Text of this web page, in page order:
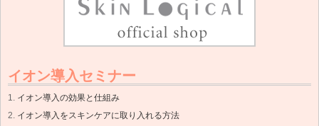
イオン導入セミナー
イオン導入の効果と仕組み
イオン導入をスキンケアに取り入れる方法